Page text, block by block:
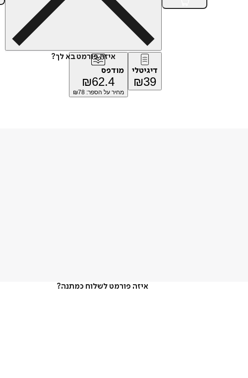
איזה פורמט בא לך?
דיגיטלי
₪39
מודפס
₪62.4
מחיר על הספר: ₪78
איזה פורמט לשלוח כמתנה?